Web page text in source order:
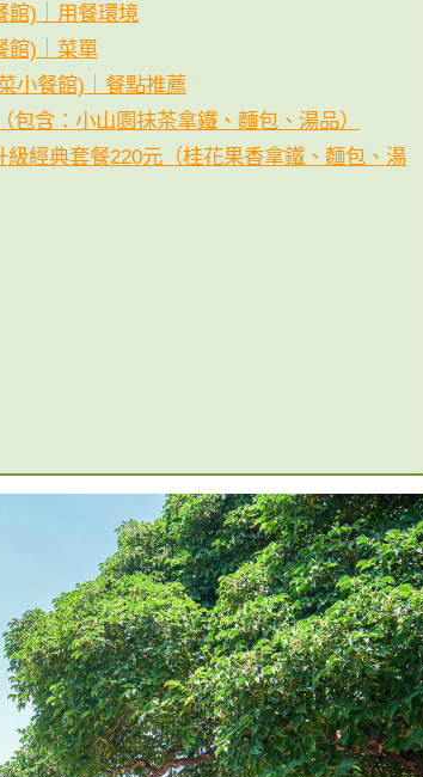
館)｜用餐環境
館)｜菜單
小餐館)｜餐點推薦
含：小山園抹茶拿鐵、麵包、湯品）
經典套餐220元（桂花果香拿鐵、麵包、湯